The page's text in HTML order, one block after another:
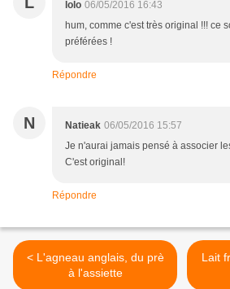
lolo 06/05/2016 16:43
hum, comme c'est très original !!! ce
préférées !
Répondre
N Natieak 06/05/2016 15:57
Je n'aurai jamais pensé à associer
C'est original!
Répondre
< L'agneau anglais, du prè
à l'assiette
Lait